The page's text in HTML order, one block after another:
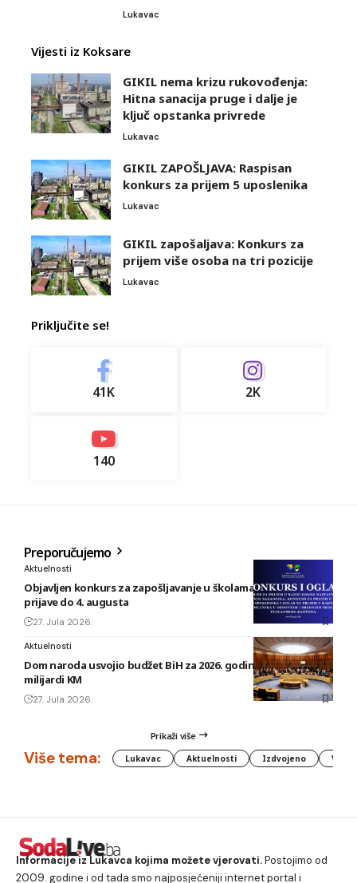
Lukavac
Vijesti iz Koksare
GIKIL nema krizu rukovođenja:
Hitna sanacija pruge i dalje je
ključ opstanka privrede
Lukavac
GIKIL ZAPOŠLJAVA: Raspisan
konkurs za prijem 5 uposlenika
Lukavac
GIKIL zapošaljava: Konkurs za
prijem više osoba na tri pozicije
Lukavac
Priključite se!
41K 2K
140
Preporučujemo
Aktuelnosti
Objavljen konkurs za zapošljavanje u školama TK: Rok za
prijave do 4. augusta
27. Jula 2026.
Aktuelnosti
Dom naroda usvojio budžet BiH za 2026. godinu vrijedan 1,58
milijardi KM
27. Jula 2026.
Prikaži više
Više tema: Lukavac Aktuelnosti Izdvojeno
Informacije iz Lukavca kojima možete vjerovati.Postojimo od
2009. godine i od tada smo najposjećeniji internet portal i